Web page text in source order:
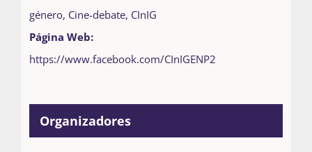
género, Cine-debate, CInIG
Página Web:
https://www.facebook.com/CInIGENP2
Organizadores